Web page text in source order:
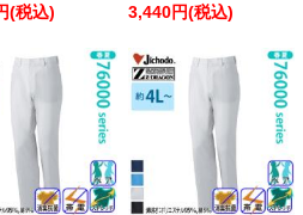
(税込)
3,440円(税込)